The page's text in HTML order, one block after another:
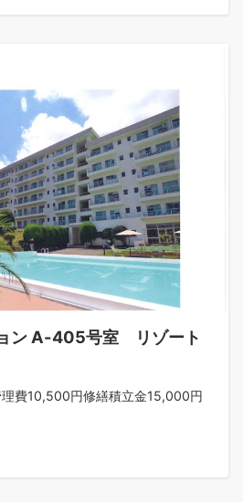
ン A-405号室 リゾート
費10,500円修繕積立金15,000円